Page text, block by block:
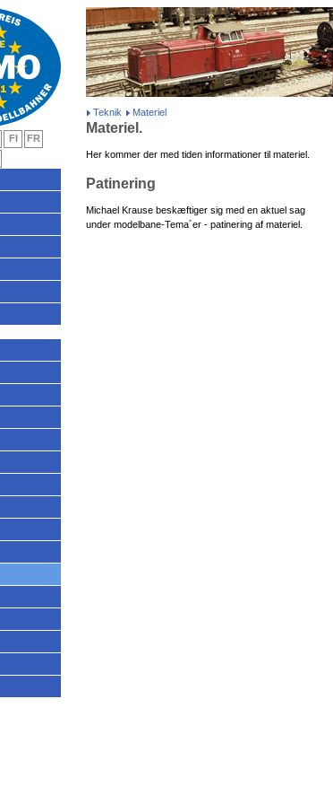
Teknik Materiel
Materiel.
Her kommer der med tiden informationer til materiel.
Patinering
Michael Krause beskæftiger sig med en aktuel sag
under modelbane-Tema´er - patinering af materiel.
FI
FR